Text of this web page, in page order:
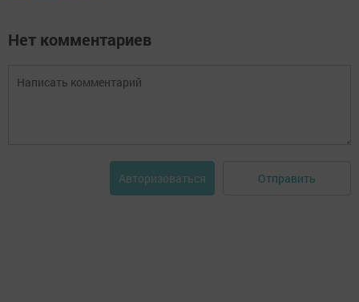
Нет комментариев
Авторизоваться Отправить